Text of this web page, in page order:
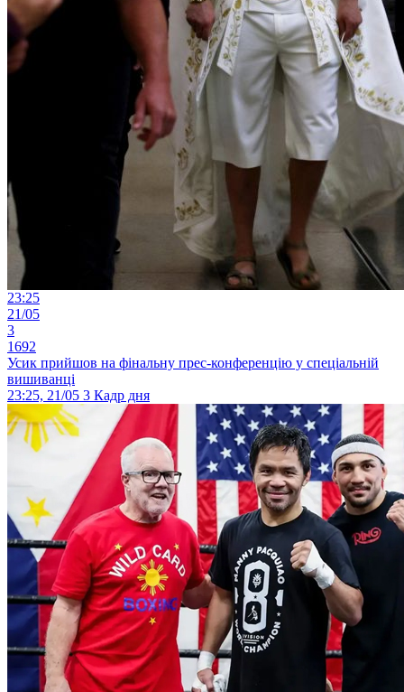
23:25
21/05
3
1692
Усик прийшов на фінальну прес-конференцію у спеціальній
вишиванці
23:25, 21/05 3 Кадр дня